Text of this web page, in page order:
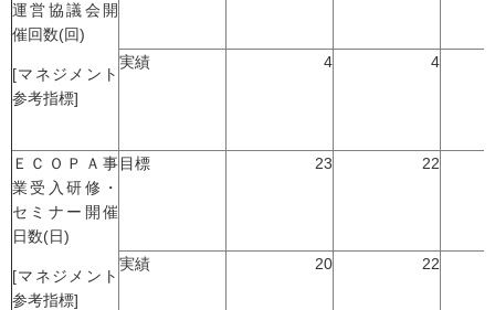
運営協議会開
催回数(回)
[マネジメント
参考指標]
実績 4 4
ＥＣＯＰＡ事
業受入研修・
セミナー開催
日数(日)
[マネジメント
参考指標]
目標 23 22
実績 20 22